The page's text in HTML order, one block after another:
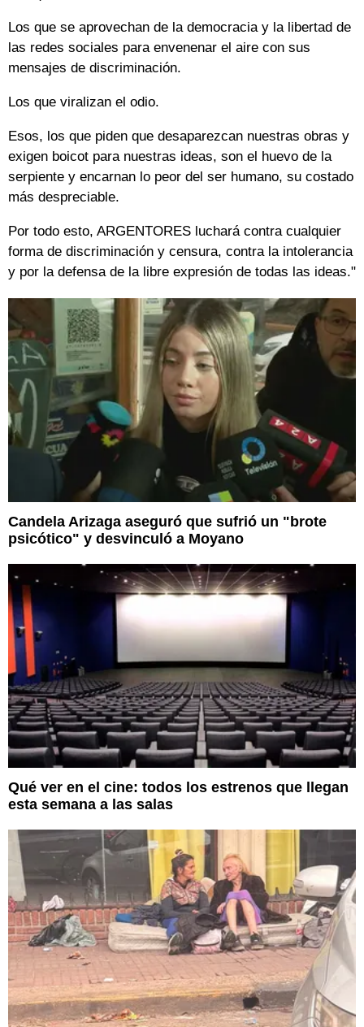
Los que se aprovechan de la democracia y la libertad de
las redes sociales para envenenar el aire con sus
mensajes de discriminación.
Los que viralizan el odio.
Esos, los que piden que desaparezcan nuestras obras y
exigen boicot para nuestras ideas, son el huevo de la
serpiente y encarnan lo peor del ser humano, su costado
más despreciable.
Por todo esto, ARGENTORES luchará contra cualquier
forma de discriminación y censura, contra la intolerancia
y por la defensa de la libre expresión de todas las ideas."
Candela Arizaga aseguró que sufrió un "brote
psicótico" y desvinculó a Moyano
Qué ver en el cine: todos los estrenos que llegan
esta semana a las salas